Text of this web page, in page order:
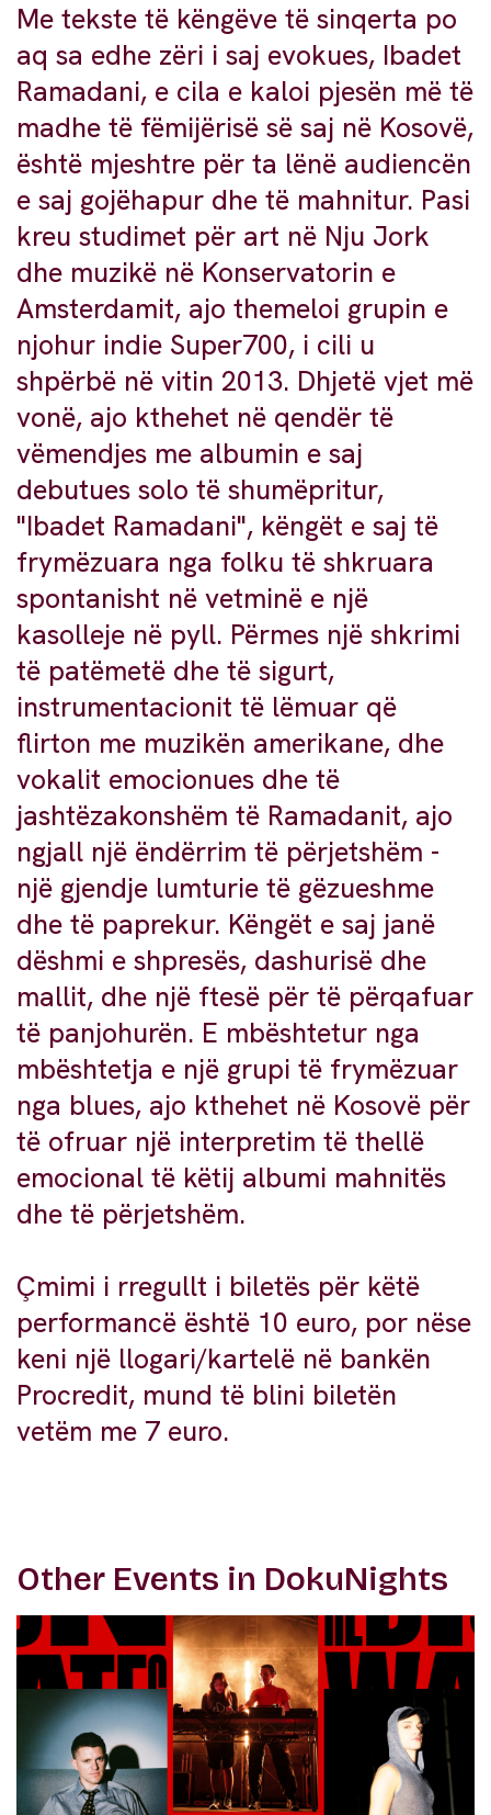
Me tekste të këngëve të sinqerta po
aq sa edhe zëri i saj evokues, Ibadet
Ramadani, e cila e kaloi pjesën më të
madhe të fëmijërisë së saj në Kosovë,
është mjeshtre për ta lënë audiencën
e saj gojëhapur dhe të mahnitur. Pasi
kreu studimet për art në Nju Jork
dhe muzikë në Konservatorin e
Amsterdamit, ajo themeloi grupin e
njohur indie Super700, i cili u
shpërbë në vitin 2013. Dhjetë vjet më
vonë, ajo kthehet në qendër të
vëmendjes me albumin e saj
debutues solo të shumëpritur,
"Ibadet Ramadani", këngët e saj të
frymëzuara nga folku të shkruara
spontanisht në vetminë e një
kasolleje në pyll. Përmes një shkrimi
të patëmetë dhe të sigurt,
instrumentacionit të lëmuar që
flirton me muzikën amerikane, dhe
vokalit emocionues dhe të
jashtëzakonshëm të Ramadanit, ajo
ngjall një ëndërrim të përjetshëm -
një gjendje lumturie të gëzueshme
dhe të paprekur. Këngët e saj janë
dëshmi e shpresës, dashurisë dhe
mallit, dhe një ftesë për të përqafuar
të panjohurën. E mbështetur nga
mbështetja e një grupi të frymëzuar
nga blues, ajo kthehet në Kosovë për
të ofruar një interpretim të thellë
emocional të këtij albumi mahnitës
dhe të përjetshëm.
Çmimi i rregullt i biletës për këtë
performancë është 10 euro, por nëse
keni një llogari/kartelë në bankën
Procredit, mund të blini biletën
vetëm me 7 euro.
Other Events in DokuNights